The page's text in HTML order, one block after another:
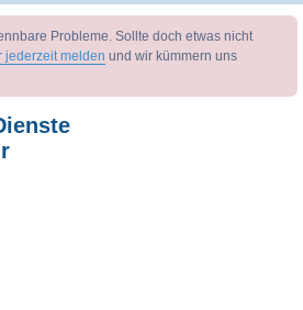
uc
Probleme. Sollte doch etwas nicht
jederzeit melden und wir kümmern uns